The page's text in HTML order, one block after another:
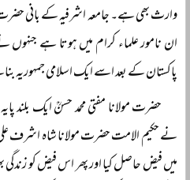
وارث بھی ہے۔ جامعہ اشرفیہ کے بانی حضرت
ان نامور علماء کرام میں ہوتا ہے جنہوں
پاکستان کے بعد اسے ایک اسلامی جمہوریہ
حضرت مولانا مفتی محمد حسنؒ ایک بلند
نے حکیم الامت حضرت مولانا شاہ اشرف
میں فیض حاصل کیا اور پھر اس فیض کو